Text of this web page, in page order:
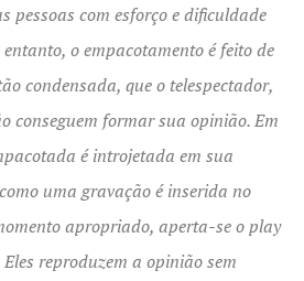
pessoas com esforço e dificuldade
o empacotamento é feito de
condensada, que o telespectador,
conseguem formar sua opinião. Em
é introjetada em sua
uma gravação é inserida no
apropriado, aperta-se o play
reproduzem a opinião sem